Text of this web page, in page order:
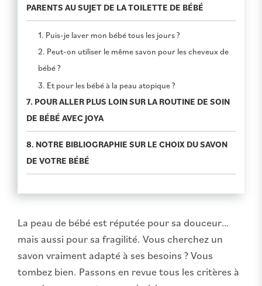
PARENTS AU SUJET DE LA TOILETTE DE BÉBÉ
1. Puis-je laver mon bébé tous les jours ?
2. Peut-on utiliser le même savon pour les cheveux de
bébé ?
3. Et pour les bébé à la peau atopique ?
7. POUR ALLER PLUS LOIN SUR LA ROUTINE DE SOIN
DE BÉBÉ AVEC JOYA
8. NOTRE BIBLIOGRAPHIE SUR LE CHOIX DU SAVON
DE VOTRE BÉBÉ
La peau de bébé est réputée pour sa douceur…
mais aussi pour sa fragilité. Vous cherchez un
savon vraiment adapté à ses besoins ? Vous
tombez bien. Passons en revue tous les critères à